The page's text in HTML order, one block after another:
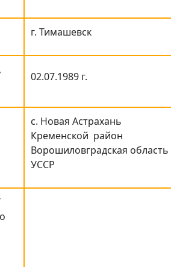
г. Тимашевск
02.07.1989 г.
с. Новая Астрахань
Кременской район
Ворошиловградская область
УССР